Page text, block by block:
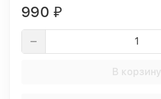
990 ₽
В корзину